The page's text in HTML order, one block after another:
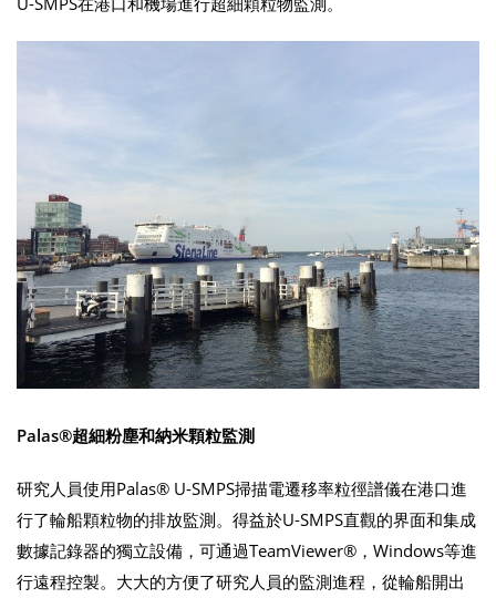
Palas®超細粉塵和納米顆粒監測
研究人員使用Palas® U-SMPS掃描電遷移率粒徑譜儀在港口進
行了輪船顆粒物的排放監測。得益於U-SMPS直觀的界面和集成
數據記錄器的獨立設備，可通過TeamViewer®，Windows等進
行遠程控製。大大的方便了研究人員的監測進程，從輪船開出